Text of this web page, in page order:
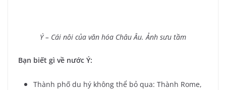
Ý – Cái nôi của văn hóa Châu Âu. Ảnh sưu tầm
Bạn biết gì về nước Ý:
Thành phố du hý không thể bỏ qua: Thành Rome,